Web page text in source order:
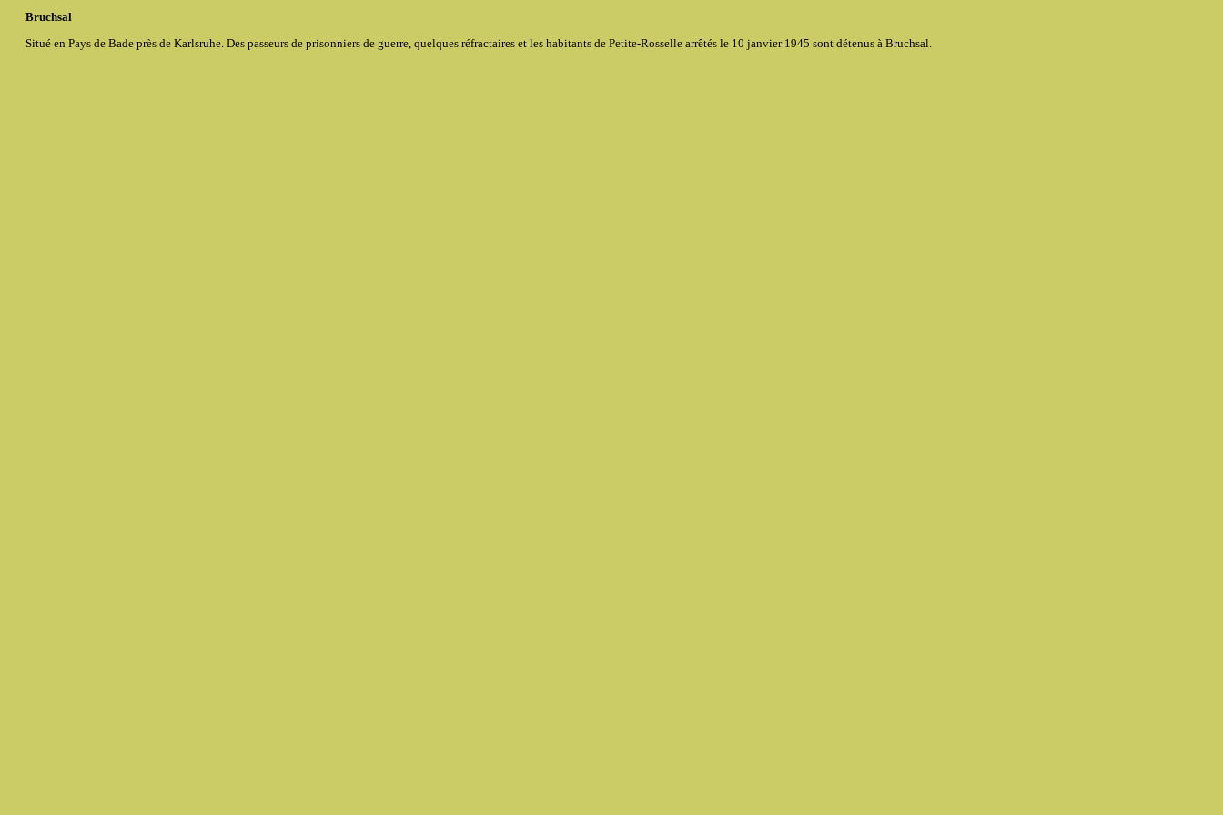
Bruchsal
Situé en Pays de Bade près de Karlsruhe. Des passeurs de prisonniers de guerre, quelques réfractaires et les habitants de Petite-Rosselle arrêtés le 10 janvier 1945 sont détenus à Bruchsal.